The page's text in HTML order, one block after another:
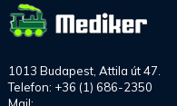
1013 Budapest, Attila út 47.
Telefon: +36 (1) 686-2350
Mail: